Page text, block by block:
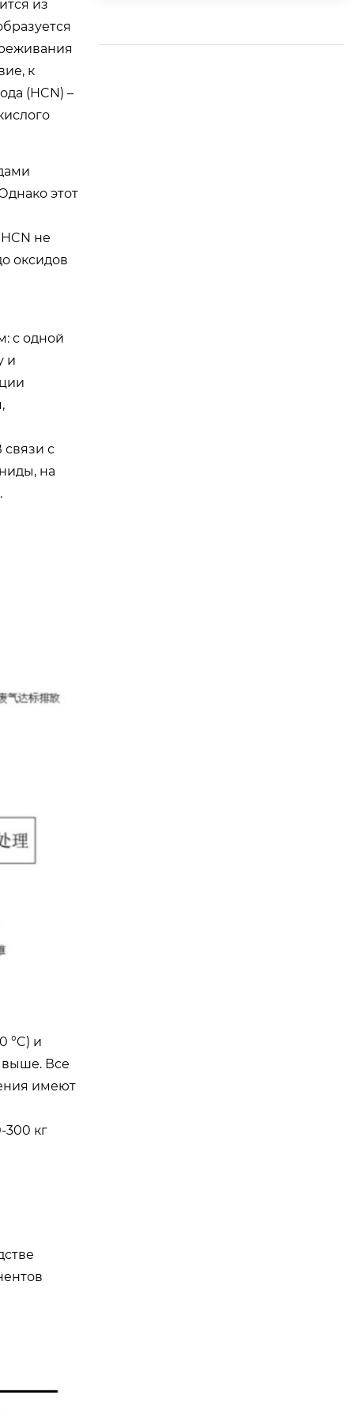
из
к
(HCN) –
этот
не
оксидов
с одной
и
связи с
на
°C) и
выше. Все
имеют
300 кг
шей в Китае базы в